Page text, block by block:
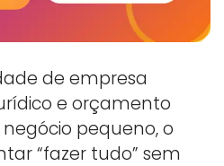
de empresa
e orçamento
pequeno, o
“fazer tudo” sem